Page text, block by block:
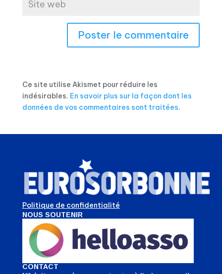
Ce site utilise Akismet pour réduire les
indésirables. En savoir plus sur la façon dont les
données de vos commentaires sont traitées.
Politique de confidentialité
NOUS SOUTENIR
CONTACT